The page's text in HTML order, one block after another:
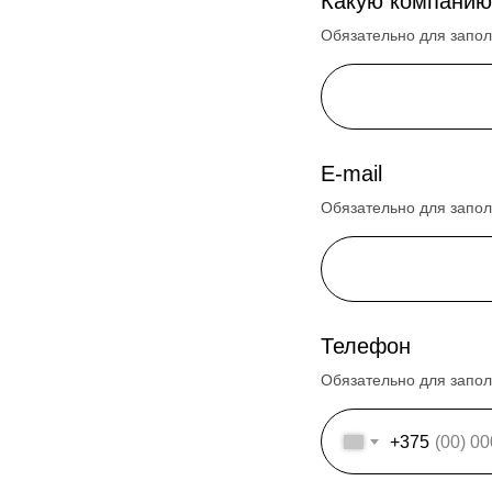
Обязательно для
E-mail
Обязательно для
Телефон
Обязательно для
+375